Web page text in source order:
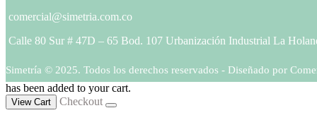
comercial@simetria.com.co
Calle 80 Sur # 47D – 65 Bod. 107 Urbanización Industrial La
Simetría © 2025. Todos los derechos reservados - Diseñado por
has been added to your cart.
View Cart Checkout